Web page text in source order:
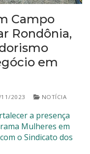
Campo
Rondônia,
em
2023 NOTÍCIA
a presença
Mulheres em
o Sindicato dos